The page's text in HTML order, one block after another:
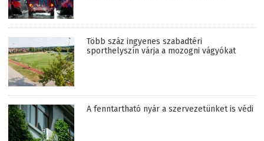
Több száz ingyenes szabadtéri
sporthelyszín várja a mozogni vágyókat
A fenntartható nyár a szervezetünket is védi